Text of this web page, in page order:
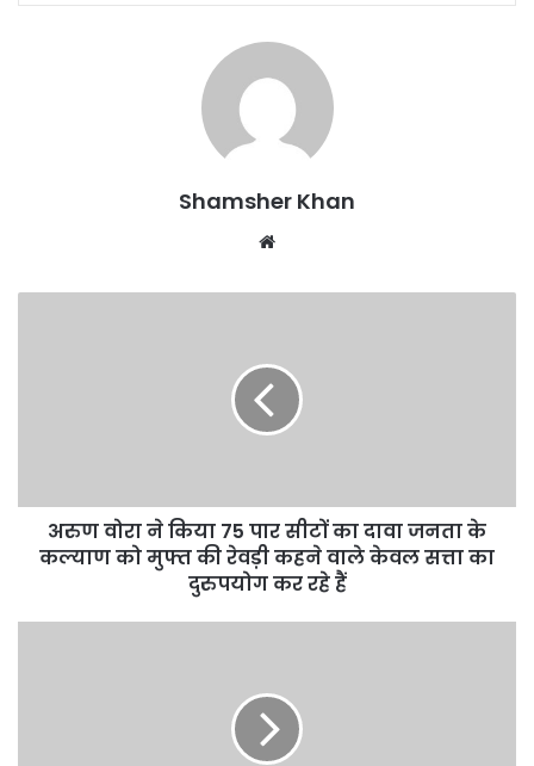
Shamsher Khan
अरुण वोरा ने किया 75 पार सीटों का दावा जनता के
कल्याण को मुफ्त की रेवड़ी कहने वाले केवल सत्ता का
दुरुपयोग कर रहे हैं